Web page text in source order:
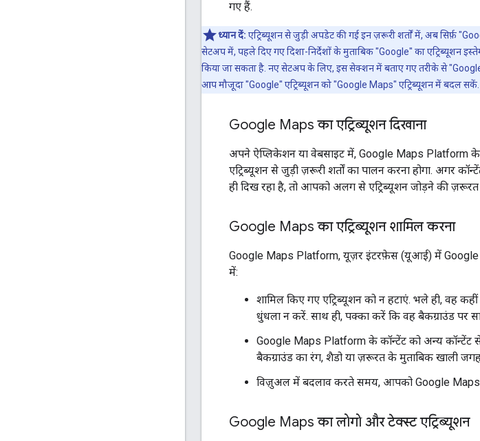
गए हैं.
ध्यान दें: एट्रिब्यूशन से जुड़ी अपडेट की गई इन ज़रूरी शर्तों में, अब सिर्फ़
सेटअप में, पहले दिए गए दिशा-निर्देशों के मुताबिक "Google" का एट्रिब्यूशन
किया जा सकता है. नए सेटअप के लिए, इस सेक्शन में बताए गए तरीके से
आप मौजूदा "Google" एट्रिब्यूशन को "Google Maps" एट्रिब्यूशन में बदल सकें.
Google Maps का एट्रिब्यूशन दिखाना
अपने ऐप्लिकेशन या वेबसाइट में, Google Maps Platform
एट्रिब्यूशन से जुड़ी ज़रूरी शर्तों का पालन करना होगा. अगर
ही दिख रहा है, तो आपको अलग से एट्रिब्यूशन जोड़ने की ज़रूरत
Google Maps का एट्रिब्यूशन शामिल करना
Google Maps Platform, यूज़र इंटरफ़ेस (यूआई) में Google
में:
शामिल किए गए एट्रिब्यूशन को न हटाएं. भले ही, वह कहीं
धुंधला न करें. साथ ही, पक्का करें कि वह बैकग्राउंड पर
Google Maps Platform के कॉन्टेंट को अन्य
बैकग्राउंड का रंग, शैडो या ज़रूरत के मुताबिक खाली
विज़ुअल में बदलाव करते समय, आपको Google Maps के
Google Maps का लोगो और टेक्स्ट एट्रिब्यूशन